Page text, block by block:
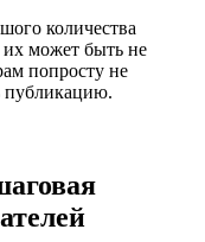
количества
может быть не
попросту не
публикацию.